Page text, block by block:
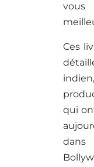
vous
Ces
qui